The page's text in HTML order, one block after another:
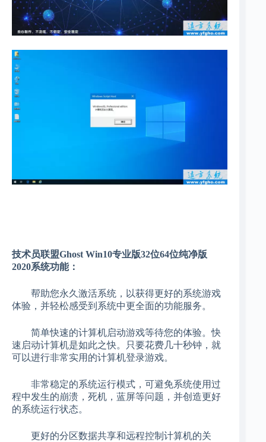
技术员联盟Ghost Win10专业版32位64位纯净版
2020系统功能：
帮助您永久激活系统，以获得更好的系统游戏
体验，并轻松感受到系统中更全面的功能服务。
简单快速的计算机启动游戏等待您的体验。快
速启动计算机是如此之快。只要花费几十秒钟，就
可以进行非常实用的计算机登录游戏。
非常稳定的系统运行模式，可避免系统使用过
程中发生的崩溃，死机，蓝屏等问题，并创造更好
的系统运行状态。
更好的分区数据共享和远程控制计算机的关